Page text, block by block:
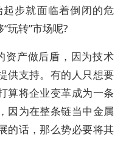
步就面临着倒闭的危
玩转”市场呢?
资产做后盾，因为技术
供支持。有的人只想要
算将企业变革成为一条
因为在整条链当中金属
的话，那么势必要将其